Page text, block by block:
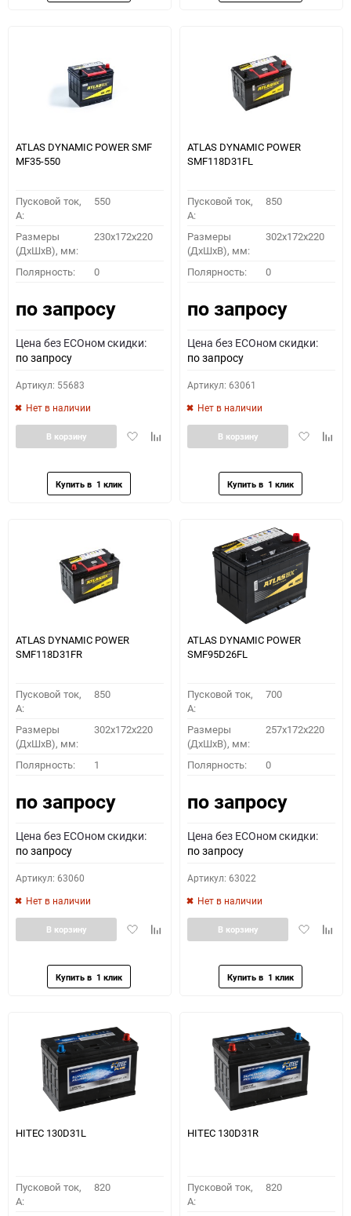
ATLAS DYNAMIC POWER SMF
MF35-550
Пусковой ток,
A:
550
Размеры
(ДхШхВ), мм:
230x172x220
Полярность: 0
по запросу
Цена без ECOном скидки:
по запросу
Артикул: 55683
Нет в наличии
ДобавитьДобавить
В корзину
ATLAS DYNAMIC POWER
SMF118D31FL
Пусковой ток,
A:
850
Размеры
(ДхШхВ), мм:
302x172x220
Полярность: 0
по запросу
Цена без ECOном скидки:
по запросу
Артикул: 63061
Нет в наличии
Добавить
В корзину
ATLAS DYNAMIC POWER
SMF118D31FR
Пусковой ток,
A:
850
Размеры
(ДхШхВ), мм:
302x172x220
Полярность: 1
по запросу
Цена без ECOном скидки:
по запросу
Артикул: 63060
Нет в наличии
ДобавитьДобавить
В корзину
ATLAS DYNAMIC POWER
SMF95D26FL
Пусковой ток,
A:
700
Размеры
(ДхШхВ), мм:
257x172x220
Полярность: 0
по запросу
Цена без ECOном скидки:
по запросу
Артикул: 63022
Нет в наличии
Добавить
В корзину
HITEC 130D31L
Пусковой ток,
A:
820
HITEC 130D31R
Пусковой ток,
A:
820